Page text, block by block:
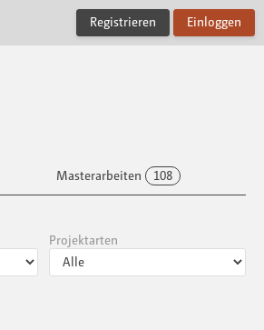
Registrieren Einloggen
Masterarbeiten 108
Projektarten